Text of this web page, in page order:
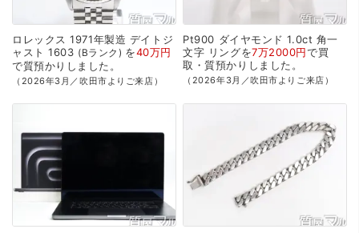
ロレックス 1971年製造 デイトジ
ャスト 1603 Bランク を40万円
で質預かり しました。
（2026年3月／吹田市よりご来店）
Pt900 ダイヤモンド 1.0ct 角一
文字 リングを7万2000円で買
取・質預かり しました。
（2026年3月／吹田市よりご来店）